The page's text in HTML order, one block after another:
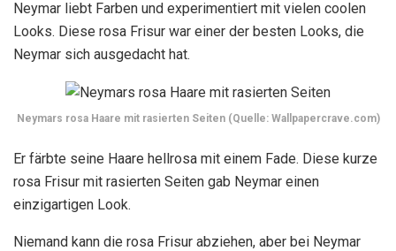
Neymar liebt Farben und experimentiert mit vielen coolen
Looks. Diese rosa Frisur war einer der besten Looks, die
Neymar sich ausgedacht hat.
Neymars rosa Haare mit rasierten Seiten (Quelle: Wallpapercrave.com)
Er färbte seine Haare hellrosa mit einem Fade. Diese kurze
rosa Frisur mit rasierten Seiten gab Neymar einen
einzigartigen Look.
Niemand kann die rosa Frisur abziehen, aber bei Neymar